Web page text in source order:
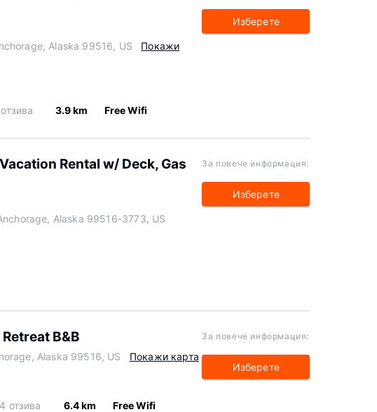
Alaska 99516, US
Покажи
3.9 km Free Wifi
Изберете
Rental w/ Deck, Gas
Alaska 99516-3773, US
За повече информация:
Изберете
B&B
Alaska 99516, US Покажи карта
отзива 6.4 km Free Wifi
За повече информация:
Изберете